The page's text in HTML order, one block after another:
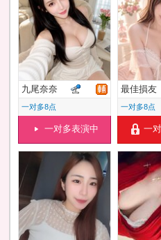
九尾奈奈
一对多8点
一对多表演中
最佳損友
一对多8点
一